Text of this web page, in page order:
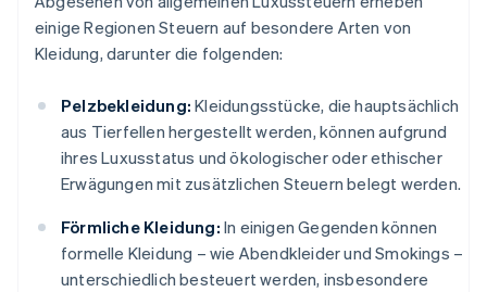
einige Regionen Steuern auf besondere Arten von
Kleidung, darunter die folgenden:
Pelzbekleidung: Kleidungsstücke, die hauptsächlich
aus Tierfellen hergestellt werden, können aufgrund
ihres Luxusstatus und ökologischer oder ethischer
Erwägungen mit zusätzlichen Steuern belegt werden.
Förmliche Kleidung: In einigen Gegenden können
formelle Kleidung – wie Abendkleider und Smokings –
unterschiedlich besteuert werden, insbesondere